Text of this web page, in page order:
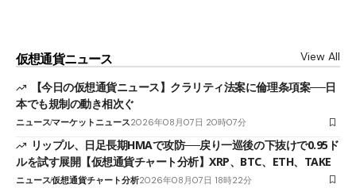
仮想通貨ニュース View All
【今日の仮想通貨ニュース】クラリティ法案に倫理条項案──日
本でも規制の動き相次ぐ
ニュースマーケットニュース2026年08月07日 20時07分
リップル、日足長期HMAで攻防──戻り一巡後の下抜けで0.95ド
ルを試す展開【仮想通貨チャート分析】XRP、BTC、ETH、TAKE
ニュース仮想通貨チャート分析2026年08月07日 18時22分